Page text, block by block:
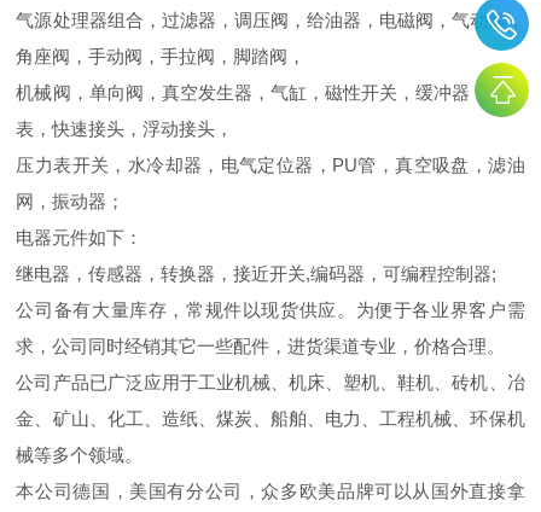
气源处理器组合，过滤器，调压阀，给油器，电磁阀，气动阀，
角座阀，手动阀，手拉阀，脚踏阀，
机械阀，单向阀，真空发生器，气缸，磁性开关，缓冲器，压力
表，快速接头，浮动接头，
压力表开关，水冷却器，电气定位器，PU管，真空吸盘，滤油
网，振动器；
电器元件如下：
继电器，传感器，转换器，接近开关,编码器，可编程控制器;
公司备有大量库存，常规件以现货供应。为便于各业界客户需
求，公司同时经销其它一些配件，进货渠道专业，价格合理。
公司产品已广泛应用于工业机械、机床、塑机、鞋机、砖机、冶
金、矿山、化工、造纸、煤炭、船舶、电力、工程机械、环保机
械等多个领域。
本公司德国，美国有分公司，众多欧美品牌可以从国外直接拿